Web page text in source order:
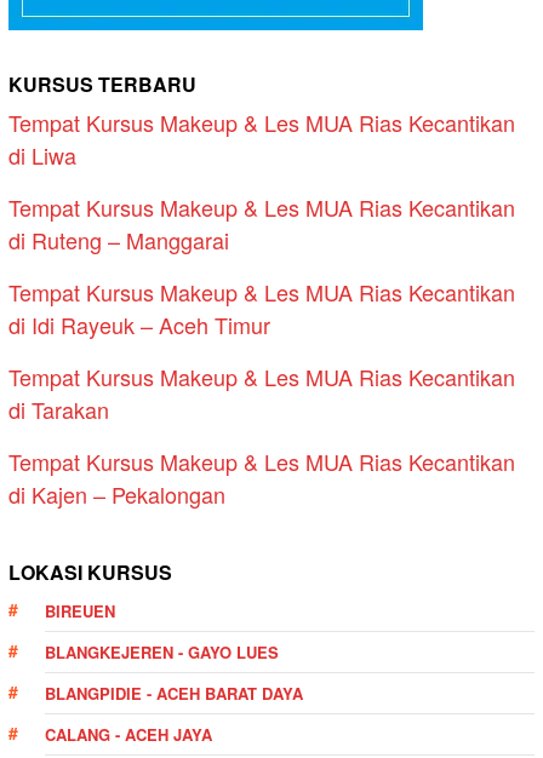
KURSUS TERBARU
Tempat Kursus Makeup & Les MUA Rias Kecantikan
di Liwa
Tempat Kursus Makeup & Les MUA Rias Kecantikan
di Ruteng – Manggarai
Tempat Kursus Makeup & Les MUA Rias Kecantikan
di Idi Rayeuk – Aceh Timur
Tempat Kursus Makeup & Les MUA Rias Kecantikan
di Tarakan
Tempat Kursus Makeup & Les MUA Rias Kecantikan
di Kajen – Pekalongan
LOKASI KURSUS
BIREUEN
BLANGKEJEREN - GAYO LUES
BLANGPIDIE - ACEH BARAT DAYA
CALANG - ACEH JAYA